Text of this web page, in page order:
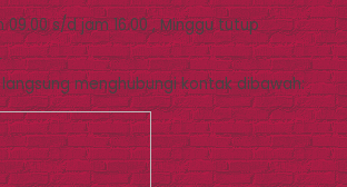
09.00 s/d jam 16.00 , Minggu tutup
menghubungi kontak dibawah: